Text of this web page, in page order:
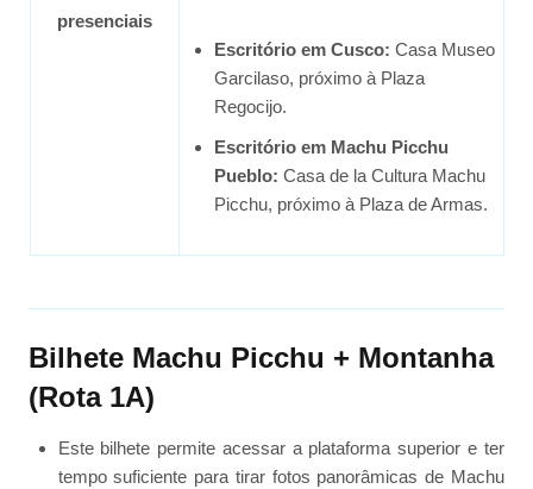
presenciais
Escritório em Cusco: Casa Museo
Garcilaso, próximo à Plaza
Regocijo.
Escritório em Machu Picchu
Pueblo: Casa de la Cultura Machu
Picchu, próximo à Plaza de Armas.
Bilhete Machu Picchu + Montanha
(Rota 1A)
Este bilhete permite acessar a plataforma superior e ter
tempo suficiente para tirar fotos panorâmicas de Machu